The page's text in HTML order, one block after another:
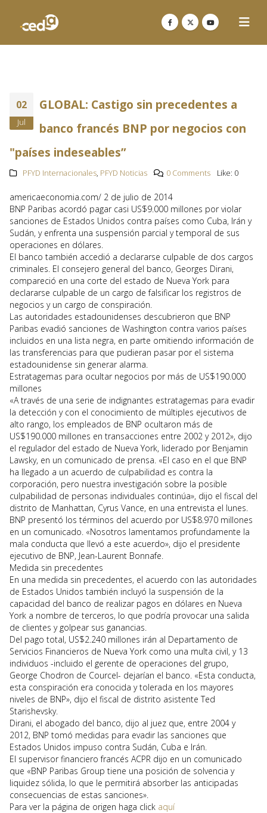
02
Jul
GLOBAL: Castigo sin precedentes a
banco francés BNP por negocios con
"países indeseables”
PFYD Internacionales, PFYD Noticias 0 Comments Like: 0
americaeconomia.com/ 2 de julio de 2014
BNP Paribas acordó pagar casi US$9.000 millones por violar
sanciones de Estados Unidos contra países como Cuba, Irán y
Sudán, y enfrenta una suspensión parcial y temporal de sus
operaciones en dólares.
El banco también accedió a declararse culpable de dos cargos
criminales. El consejero general del banco, Georges Dirani,
compareció en una corte del estado de Nueva York para
declararse culpable de un cargo de falsificar los registros de
negocios y un cargo de conspiración.
Las autoridades estadounidenses descubrieron que BNP
Paribas evadió sanciones de Washington contra varios países
incluidos en una lista negra, en parte omitiendo información de
las transferencias para que pudieran pasar por el sistema
estadounidense sin generar alarma.
Estratagemas para ocultar negocios por más de US$190.000
millones
«A través de una serie de indignantes estratagemas para evadir
la detección y con el conocimiento de múltiples ejecutivos de
alto rango, los empleados de BNP ocultaron más de
US$190.000 millones en transacciones entre 2002 y 2012», dijo
el regulador del estado de Nueva York, liderado por Benjamin
Lawsky, en un comunicado de prensa. «El caso en el que BNP
ha llegado a un acuerdo de culpabilidad es contra la
corporación, pero nuestra investigación sobre la posible
culpabilidad de personas individuales continúa», dijo el fiscal del
distrito de Manhattan, Cyrus Vance, en una entrevista el lunes.
BNP presentó los términos del acuerdo por US$8.970 millones
en un comunicado. «Nosotros lamentamos profundamente la
mala conducta que llevó a este acuerdo», dijo el presidente
ejecutivo de BNP, Jean-Laurent Bonnafe.
Medida sin precedentes
En una medida sin precedentes, el acuerdo con las autoridades
de Estados Unidos también incluyó la suspensión de la
capacidad del banco de realizar pagos en dólares en Nueva
York a nombre de terceros, lo que podría provocar una salida
de clientes y golpear sus ganancias.
Del pago total, US$2.240 millones irán al Departamento de
Servicios Financieros de Nueva York como una multa civil, y 13
individuos -incluido el gerente de operaciones del grupo,
George Chodron de Courcel- dejarían el banco. «Esta conducta,
esta conspiración era conocida y tolerada en los mayores
niveles de BNP», dijo el fiscal de distrito asistente Ted
Starishevsky.
Dirani, el abogado del banco, dijo al juez que, entre 2004 y
2012, BNP tomó medidas para evadir las sanciones que
Estados Unidos impuso contra Sudán, Cuba e Irán.
El supervisor financiero francés ACPR dijo en un comunicado
que «BNP Paribas Group tiene una posición de solvencia y
liquidez sólida, lo que le permitirá absorber las anticipadas
consecuencias de estas sanciones».
Para ver la página de origen haga click aquí